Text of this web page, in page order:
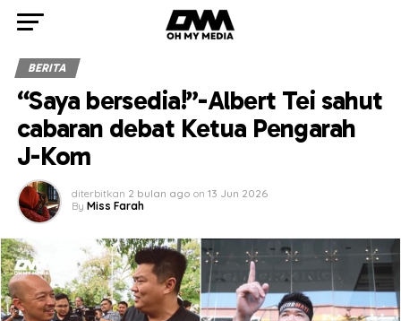
BERITA
“Saya bersedia!”-Albert Tei sahut
cabaran debat Ketua Pengarah
J-Kom
diterbitkan 2 bulan ago on 13 Jun 2026
By Miss Farah